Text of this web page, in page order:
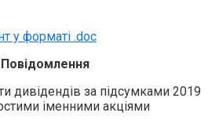
у форматі .doc
Повідомлення
дивідендів за підсумками 2019
іменними акціями